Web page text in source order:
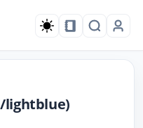
lightblue)